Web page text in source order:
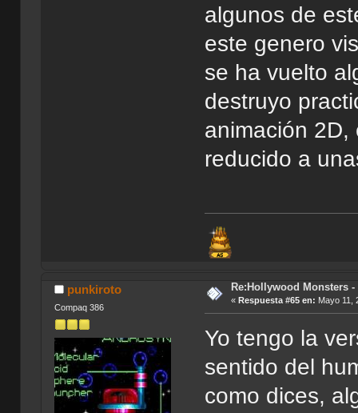
algunos de
este genero
se ha vuelto
destruyo
animación
reducido a
punkiroto
Compaq 386
Re:Hollywood Monsters
« Respuesta #65 en: Mayo 11,
Yo tengo la
sentido del
como dices,